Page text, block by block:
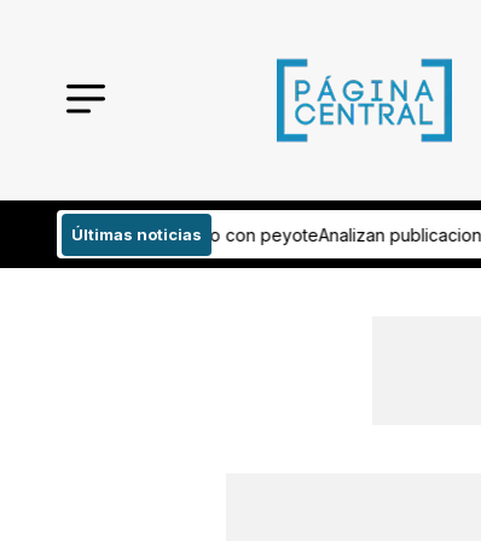
Últimas noticias
publicaciones de influencer asesinado en Culiacán